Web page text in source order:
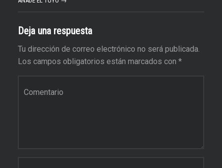
Deja una respuesta
Tu dirección de correo electrónico no será publicada.
Los campos obligatorios están marcados con *